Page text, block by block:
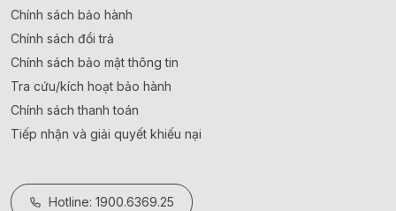
Chính sách bảo hành
Chính sách đổi trả
Chính sách bảo mật thông tin
Tra cứu/kích hoạt bảo hành
Chính sách thanh toán
Tiếp nhận và giải quyết khiếu nại
Hotline: 1900.6369.25